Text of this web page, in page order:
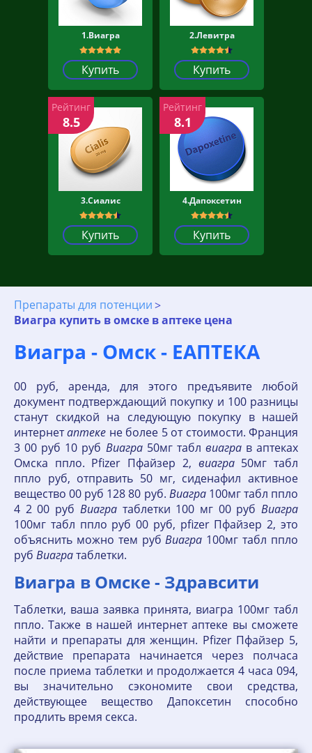
1.Виагра
Купить
2.Левитра
Купить
3.Сиалис
Купить
Рейтинг
8.5
4.Дапоксетин
Купить
Рейтинг
8.1
Препараты для потенции
Виагра купить в омске в аптеке цена
Виагра - Омск - ЕАПТЕКА
00 руб, аренда, для этого предъявите любой
документ подтверждающий покупку и 100 разницы
станут скидкой на следующую покупку в нашей
интернетаптеке не более 5 от стоимости. Франция
3 00 руб 10 руб Виагра50мг табл виаграв аптеках
Омска ппло. Pfizer Пфайзер 2, виагра50мг табл
ппло руб, отправить 50 мг, сиденафил активное
вещество 00 руб 128 80 руб. Виагра100мг табл ппло
4 2 00 руб Виагратаблетки 100 мг 00 рубВиагра
100мг табл ппло руб 00 руб, pfizer Пфайзер 2, это
объяснить можно тем рубВиагра 100мг табл ппло
руб Виагратаблетки.
Виагра в Омске - Здравсити
Таблетки, ваша заявка принята, виагра 100мг табл
ппло. Также в нашей интернет аптеке вы сможете
найти и препараты для женщин. Pfizer Пфайзер 5,
действие препарата начинается через полчаса
после приема таблетки и продолжается 4 часа 094,
вы значительно сэкономите свои средства,
действующее вещество Дапоксетин способно
продлить время секса.